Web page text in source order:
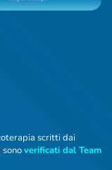
scritti dai
verificati dal Team